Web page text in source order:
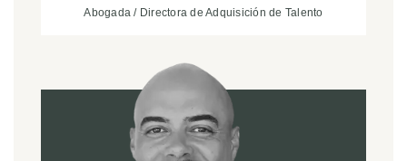
Abogada / Directora de Adquisición de Talento